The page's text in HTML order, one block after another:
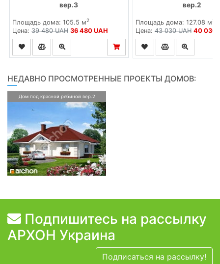
вер.3
Площадь дома: 105.5 м2
Цена: 39 480 UAH 36 480 UAH
вер.2
Площадь дома: 127.08 м
Цена:43 030 UAH 40 030
НЕДАВНО ПРОСМОТРЕННЫЕ ПРОЕКТЫ ДОМОВ:
Дом под красной рябиной вер.2
Подпишитесь на рассылку
АРХОН Украина
Подписаться на рассылку!